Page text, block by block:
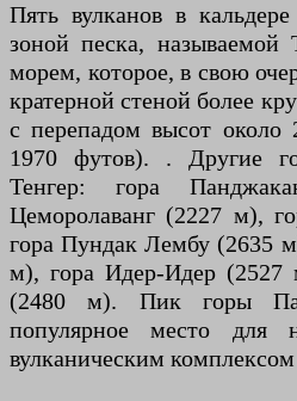
Пять вулканов в
зоной песка, называемой
морем, которое, в свою
кратерной стеной более
с перепадом высот около
1970 футов). . Другие
Тенгер: гора
Цеморолаванг (2227 м),
гора Пундак Лембу (2635
м), гора Идер-Идер
(2480 м). Пик горы
популярное место для
вулканическим комплексом